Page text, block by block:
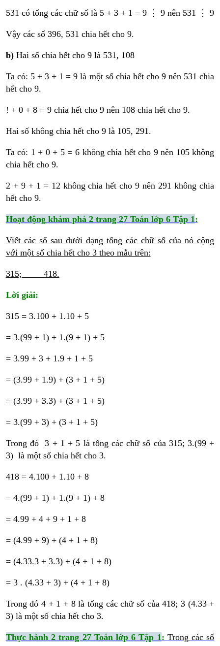
531 có tổng các chữ số là 5 + 3 + 1 = 9 ⋮ 9 nên 531 ⋮ 9
Vậy các số 396, 531 chia hết cho 9.
b)Hai số chia hết cho 9 là 531, 108
Ta có: 5 + 3 + 1 = 9 là một số chia hết cho 9 nên 531 chia
hết cho 9.
! + 0 + 8 = 9 chia hết cho 9 nên 108 chia hết cho 9.
Hai số không chia hết cho 9 là 105, 291.
Ta có: 1 + 0 + 5 = 6 không chia hết cho 9 nên 105 không
chia hết cho 9.
2 + 9 + 1 = 12 không chia hết cho 9 nên 291 không chia
hết cho 9.
Hoạt động khám phá 2 trang 27 Toán lớp 6 Tập 1:
Viết các số sau dưới dạng tổng các chữ số của nó cộng
với một số chia hết cho 3 theo mẫu trên:
315; 418.
Lời giải:
315 = 3.100 + 1.10 + 5
= 3.(99 + 1) + 1.(9 + 1) + 5
= 3.99 + 3 + 1.9 + 1 + 5
= (3.99 + 1.9) + (3 + 1 + 5)
= (3.99 + 3.3) + (3 + 1 + 5)
= 3.(99 + 3) + (3 + 1 + 5)
Trong đó 3 + 1 + 5 là tổng các chữ số của 315; 3.(99 +
3) là một số chia hết cho 3.
418 = 4.100 + 1.10 + 8
= 4.(99 + 1) + 1.(9 + 1) + 8
= 4.99 + 4 + 9 + 1 + 8
= (4.99 + 9) + (4 + 1 + 8)
= (4.33.3 + 3.3) + (4 + 1 + 8)
= 3 . (4.33 + 3) + (4 + 1 + 8)
Trong đó 4 + 1 + 8 là tổng các chữ số của 418; 3 (4.33 +
3) là một số chia hết cho 3.
Thực hành 2 trang 27 Toán lớp 6 Tập 1: Trong các số